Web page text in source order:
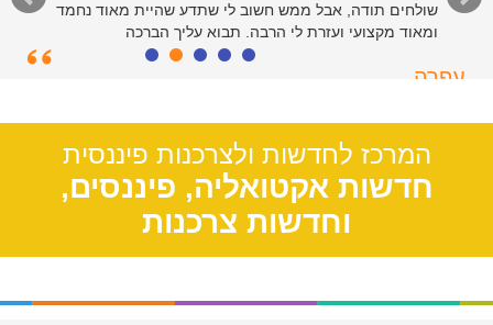
שולחים תודה, אבל ממש חשוב לי שתדע שהיית מאוד נחמד
ומאוד מקצועי ועזרת לי הרבה. תבוא עליך הברכה
עפרה
המרכז לחדשות ולצרכנות פיננסית
חדשות אקטואליה, פיננסים,
וחדשות צרכנות